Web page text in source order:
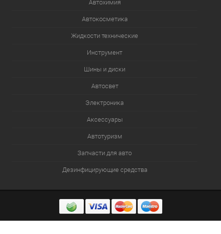
Автохимия
Автокосметика
Жидкости технические
Инструмент
Шины и диски
Автосвет
Электроника
Аксессуары
Автотуризм
Запчасти для авто
Дезинфицирующие средства